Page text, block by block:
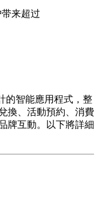
来超过
的智能應用程式，整
換、活動預約、消費
牌互動。以下將詳細